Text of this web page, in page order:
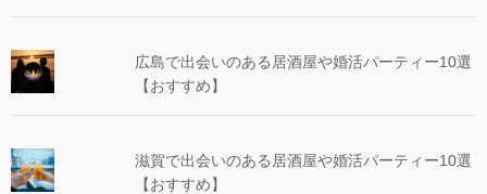
広島で出会いのある居酒屋や婚活パーティー10選
【おすすめ】
滋賀で出会いのある居酒屋や婚活パーティー10選
【おすすめ】